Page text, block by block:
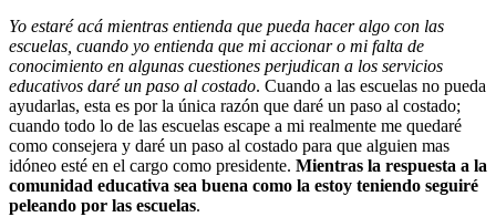
Yo estaré acá mientras entienda que pueda hacer algo con las
escuelas, cuando yo entienda que mi accionar o mi falta de
conocimiento en algunas cuestiones perjudican a los servicios
educativos daré un paso al costado. Cuando a las escuelas no pueda
ayudarlas, esta es por la única razón que daré un paso al costado;
cuando todo lo de las escuelas escape a mi realmente me quedaré
como consejera y daré un paso al costado para que alguien mas
idóneo esté en el cargo como presidente. Mientras la respuesta a la
comunidad educativa sea buena como la estoy teniendo seguiré
peleando por las escuelas.